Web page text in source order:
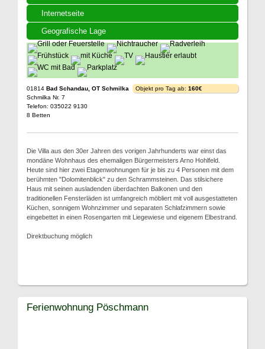
Internetseite
Geografische Lage
01814 Bad Schandau, OT Schmilka
Schmilka Nr. 7
Telefon: 035022 9130
8 Betten
Objekt pro Tag ab: 160€
Die Villa aus den 30er Jahren des vorigen Jahrhunderts war einst das
mondäne Wohnhaus des ehemaligen Bürgermeisters Arno Hohlfeld.
Heute sind hier zwei Etagenwohnungen für je bis zu 4 Personen mit dem
berühmten "Dolomitenblick" zu den Schrammsteinen. Das stilsichere
Haus mit seinen ausladenden überdachten Balkonen und den
traditionellen Fensterläden ist umfangreich möbliert mit voll ausgestatteten
Küchen, sonnigem Wohnzimmer und separaten Schlafzimmern sowie
eingebettet in einen Rosengarten mit Liegewiese und eigenem Elbestrand.
Direktbuchung möglich
Ferienwohnung Pöschmann